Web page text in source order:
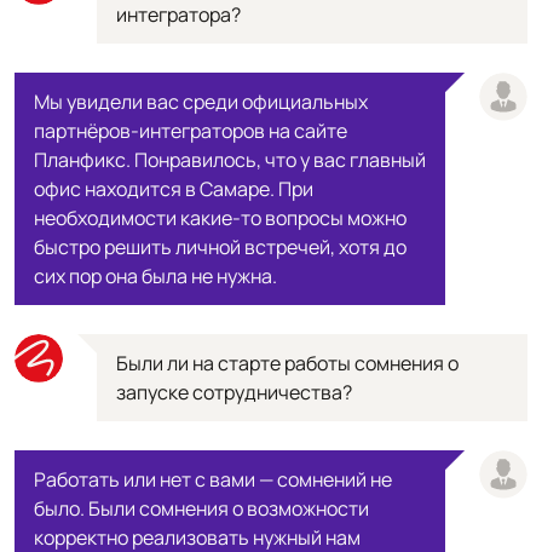
интегратора?
Мы увидели вас среди официальных
партнёров-интеграторов на сайте
Планфикс. Понравилось, что у вас главный
офис находится в Самаре. При
необходимости какие-то вопросы можно
быстро решить личной встречей, хотя до
сих пор она была не нужна.
Были ли на старте работы сомнения о
запуске сотрудничества?
Работать или нет с вами — сомнений не
было. Были сомнения о возможности
корректно реализовать нужный нам